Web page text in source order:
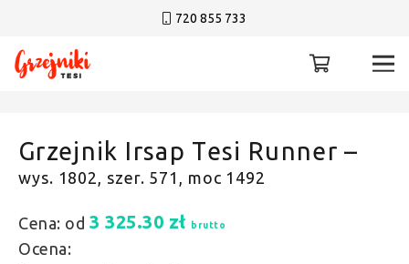
720 855 733
Grzejnik Irsap Tesi Runner –
wys. 1802, szer. 571, moc 1492
Cena: od 3 325.30 zł brutto
Ocena: